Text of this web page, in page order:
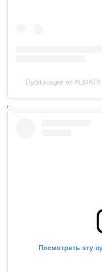
Публикация от
,
Посмотреть эту